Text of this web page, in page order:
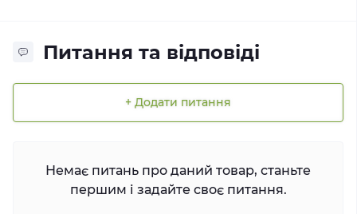
Питання та відповіді
+ Додати питання
Немає питань про даний товар, станьте
першим і задайте своє питання.